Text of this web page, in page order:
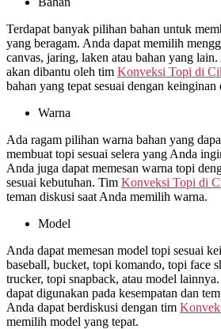
Terdapat banyak pilihan bahan untuk
yang beragam. Anda dapat memilih
canvas, jaring, laken atau bahan yang
akan dibantu oleh tim Konveksi Topi di
bahan yang tepat sesuai dengan
Warna
Ada ragam pilihan warna bahan yang
membuat topi sesuai selera yang Anda
Anda juga dapat memesan warna topi
sesuai kebutuhan. Tim Konveksi Topi di
teman diskusi saat Anda memilih warna.
Model
Anda dapat memesan model topi sesuai
baseball, bucket, topi komando, topi face
trucker, topi snapback, atau model
dapat digunakan pada kesempatan dan
Anda dapat berdiskusi dengan tim
memilih model yang tepat.